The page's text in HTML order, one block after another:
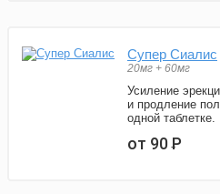
Супер Сиалис
20мг + 60мг
Усиление
и продление
одной таблетке.
от 90Р